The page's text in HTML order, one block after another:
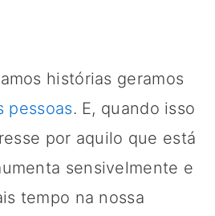
histórias geramos
pessoas. E, quando isso
por aquilo que está
sensivelmente e
tempo na nossa